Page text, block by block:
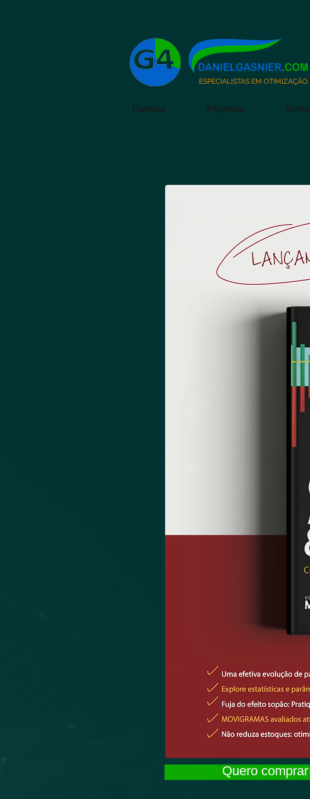
ESPECIALISTAS EM OTIMIZAÇÃO
Cursos Projetos
Quero